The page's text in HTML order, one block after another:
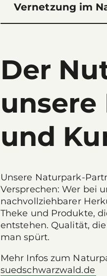
Vernetzung im
Der
unsere
und
Unsere Naturpark-
Versprechen: Wer bei
nachvollziehbarer
Theke und Produkte,
entstehen. Qualität,
man spürt.
Mehr Infos zum
suedschwarzwald.de